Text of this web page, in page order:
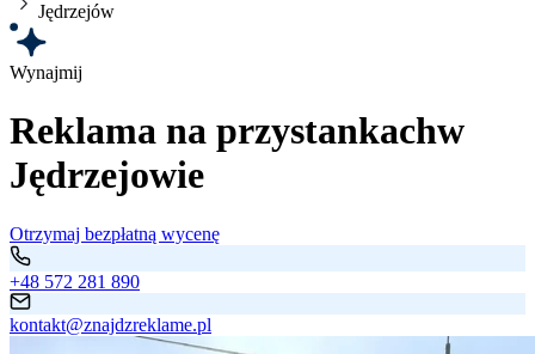
Jędrzejów
Wynajmij
Reklama na przystankachw
Jędrzejowie
Otrzymaj bezpłatną wycenę
+48 572 281 890
kontakt@znajdzreklame.pl